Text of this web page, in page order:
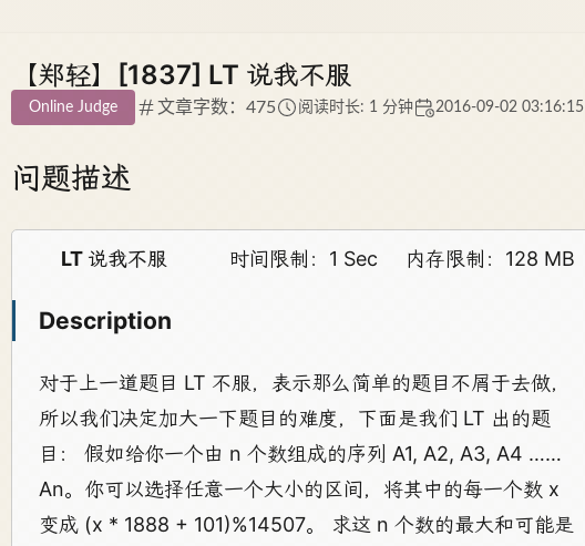
【郑轻】[1837] LT 说我不服
Online Judge 文章字数：475 阅读时长: 1 分钟 2016-09-02 03:16:15
问题描述
LT 说我不服 时间限制：1 Sec 内存限制：128 MB
Description
对于上一道题目 LT 不服，表示那么简单的题目不屑于去做，
所以我们决定加大一下题目的难度，下面是我们 LT 出的题
目： 假如给你一个由 n 个数组成的序列 A1, A2, A3, A4 ……
An。你可以选择任意一个大小的区间，将其中的每一个数 x
变成 (x * 1888 + 101)%14507。 求这 n 个数的最大和可能是